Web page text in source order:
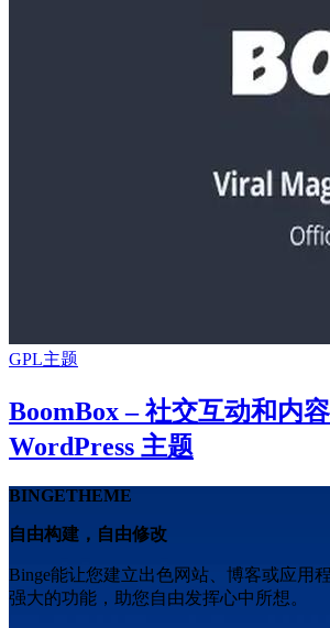
GPL主题
BoomBox – 社交互动和内
WordPress 主题
BINGETHEME
自由构建，自由修改
Binge能让您建立出色网站、博客或应用
强大的功能，助您自由发挥心中所想。